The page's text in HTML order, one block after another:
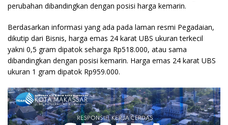
perubahan dibandingkan dengan posisi harga kemarin.
Berdasarkan informasi yang ada pada laman resmi Pegadaian,
dikutip dari Bisnis, harga emas 24 karat UBS ukuran terkecil
yakni 0,5 gram dipatok seharga Rp518.000, atau sama
dibandingkan dengan posisi kemarin. Harga emas 24 karat UBS
ukuran 1 gram dipatok Rp959.000.